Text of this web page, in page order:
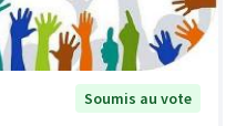
Soumis au vote